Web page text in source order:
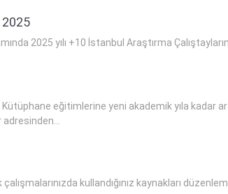
2025
2025 yılı +10 İstanbul Araştırma
Kütüphane eğitimlerine yeni akademik yıla
çalışmalarınızda kullandığınız kaynakları